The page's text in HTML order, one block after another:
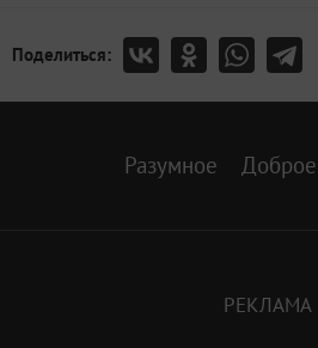
Поделиться:
Разумное Доброе
РЕКЛАМА